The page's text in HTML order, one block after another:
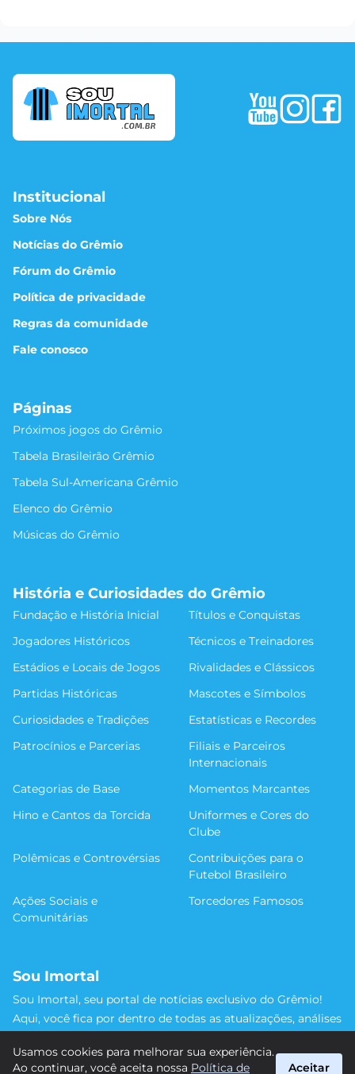
Institucional
Sobre Nós
Notícias do Grêmio
Fórum do Grêmio
Política de privacidade
Regras da comunidade
Fale conosco
Páginas
Próximos jogos do Grêmio
Tabela Brasileirão Grêmio
Tabela Sul-Americana Grêmio
Elenco do Grêmio
Músicas do Grêmio
História e Curiosidades do Grêmio
Fundação e História Inicial
Títulos e Conquistas
Jogadores Históricos
Técnicos e Treinadores
Estádios e Locais de Jogos
Rivalidades e Clássicos
Partidas Históricas
Mascotes e Símbolos
Curiosidades e Tradições
Estatísticas e Recordes
Patrocínios e Parcerias
Filiais e Parceiros
Internacionais
Categorias de Base
Momentos Marcantes
Hino e Cantos da Torcida
Uniformes e Cores do
Clube
Polêmicas e Controvérsias
Contribuições para o
Futebol Brasileiro
Ações Sociais e
Comunitárias
Torcedores Famosos
Sou Imortal
Sou Imortal, seu portal de notícias exclusivo do Grêmio!
Aqui, você fica por dentro de todas as atualizações, análises
detalhe da trajetória do nosso time rumo às vitórias!
Usamos cookies para melhorar sua experiência.
Ao continuar, você aceita nossa Política de Aceitar